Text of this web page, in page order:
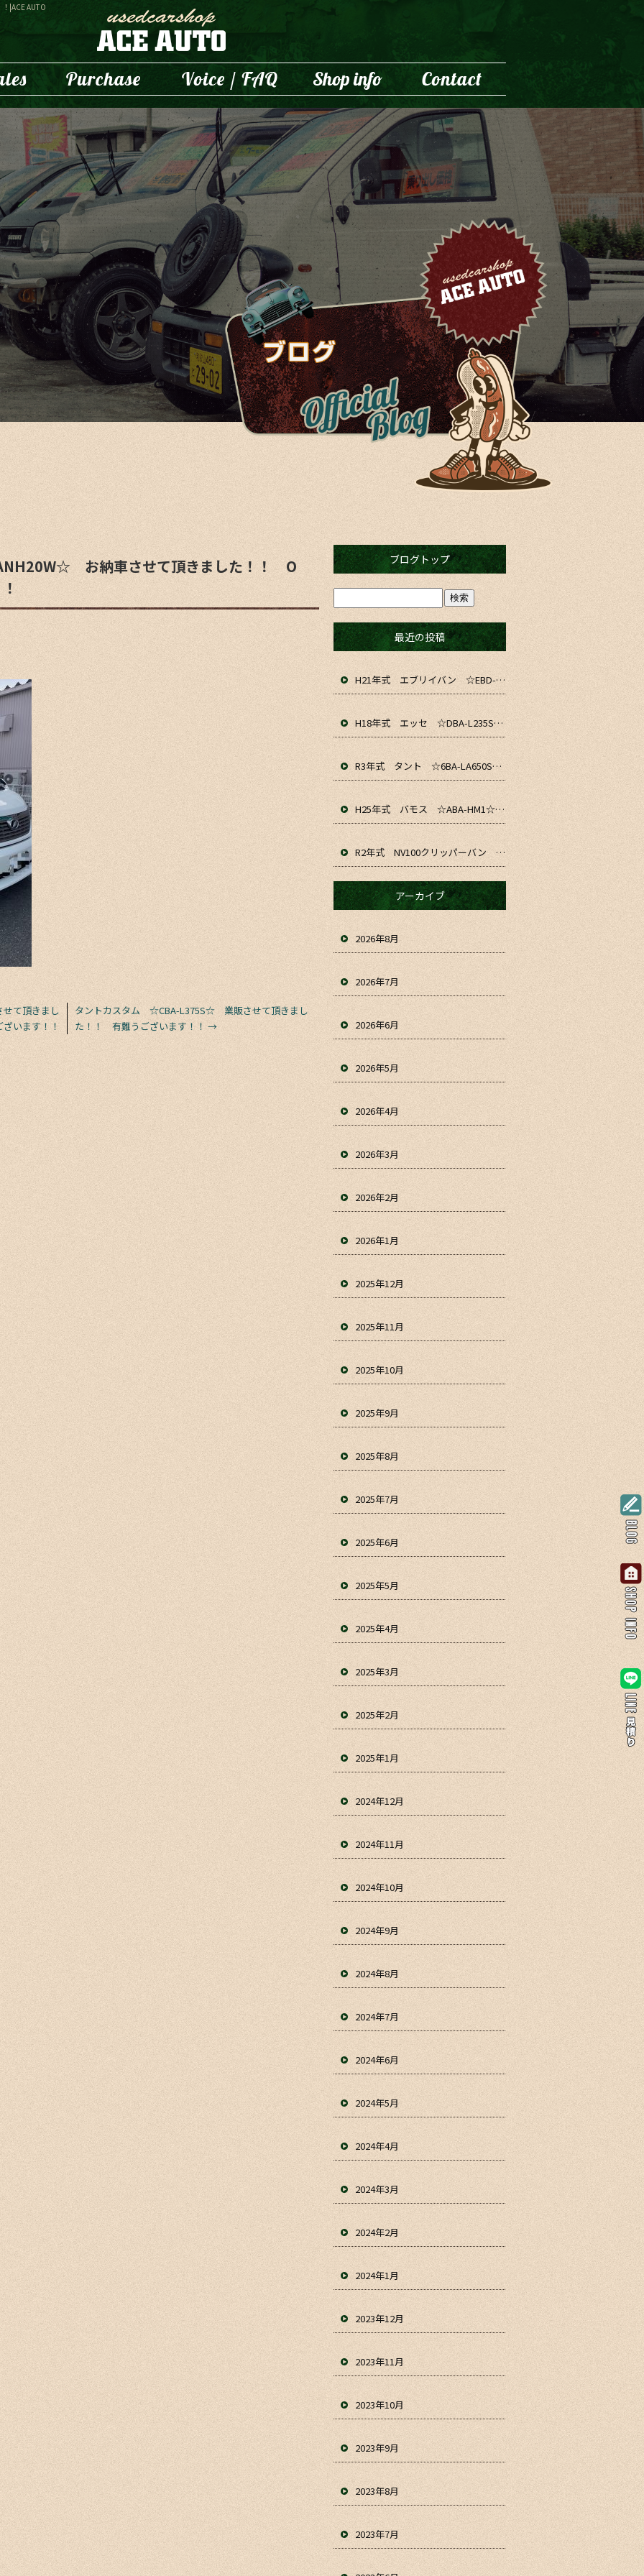
|ACE AUTO
お納車させて頂きました！！ O
て頂きまし
います！！
タントカスタム ☆CBA-L375S☆ 業販させて頂きまし
た！！ 有難うございます！！ →
ブログトップ
最近の投稿
H21年式 エブリイバン ☆EBD-DA64V☆ 入庫&仕上がりました！！ お仕事や通勤、軽貨物にいかがでしょうか☆
H18年式 エッセ ☆DBA-L235S☆ 入庫&仕上がりました～！ お仕事や通勤、普段のお車にいかがでしょうか☆
R3年式 タント ☆6BA-LA650S☆ 入庫&仕上がりました！！ お仕事や通勤、普段のお車にいかがでしょうか☆
H25年式 バモス ☆ABA-HM1☆ 入庫&仕上がりました！！お仕事や普段のお車にいかがでしょうか☆
R2年式 NV100クリッパーバン ☆HBD-DR17V☆ 入庫&仕上がりました！！ お仕事や趣味、普段のお車にいかがでしょうか☆
アーカイブ
2026年8月
2026年7月
2026年6月
2026年5月
2026年4月
2026年3月
2026年2月
2026年1月
2025年12月
2025年11月
2025年10月
2025年9月
2025年8月
2025年7月
2025年6月
2025年5月
2025年4月
2025年3月
2025年2月
2025年1月
2024年12月
2024年11月
2024年10月
2024年9月
2024年8月
2024年7月
2024年6月
2024年5月
2024年4月
2024年3月
2024年2月
2024年1月
2023年12月
2023年11月
2023年10月
2023年9月
2023年8月
2023年7月